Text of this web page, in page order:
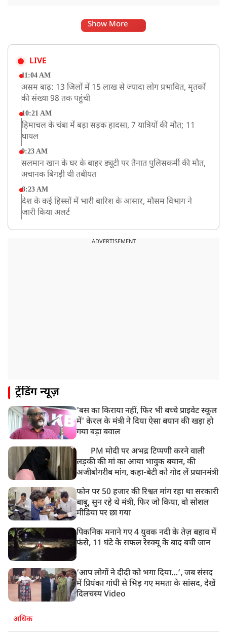
Show More
LIVE
11:04 AM
असम बाढ़: 13 जिलों में 15 लाख से ज्यादा लोग प्रभावित, मृतकों
की संख्या 98 तक पहुंची
10:21 AM
हिमाचल के चंबा में बड़ा सड़क हादसा, 7 यात्रियों की मौत; 11
घायल
9:23 AM
सलमान खान के घर के बाहर ड्यूटी पर तैनात पुलिसकर्मी की मौत,
अचानक बिगड़ी थी तबीयत
8:23 AM
देश के कई हिस्सों में भारी बारिश के आसार, मौसम विभाग ने
जारी किया अलर्ट
भारत समेत 5 देशों पर 100% टैरिफ
ADVERTISEMENT
ट्रेंडिंग न्यूज़
'बस का किराया नहीं, फिर भी बच्चे प्राइवेट स्कूल
में' केरल के मंत्री ने दिया ऐसा बयान की खड़ा हो
गया बड़ा बवाल
PM मोदी पर अभद्र टिप्पणी करने वाली
लड़की की मां का आया भावुक बयान, की
अजीबोगरीब मांग, कहा-बेटी को गोद लें प्रधानमंत्री
फोन पर 50 हजार की रिश्वत मांग रहा था सरकारी
बाबू, सुन रहे थे मंत्री, फिर जो किया, वो सोशल
मीडिया पर छा गया
पिकनिक मनाने गए 4 युवक नदी के तेज़ बहाव में
फंसे, 11 घंटे के सफल रेस्क्यू के बाद बची जान
‘आप लोगों ने दीदी को भगा दिया…’, जब संसद
में प्रियंका गांधी से भिड़ गए ममता के सांसद, देखें
दिलचस्प Video
अधिक